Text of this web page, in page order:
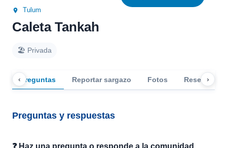
Tulum
Caleta Tankah
🏖️ Privada
‹ Preguntas Reportar sargazo Fotos Reseñas
›
Preguntas y respuestas
❓ Haz una pregunta o responde a la comunidad